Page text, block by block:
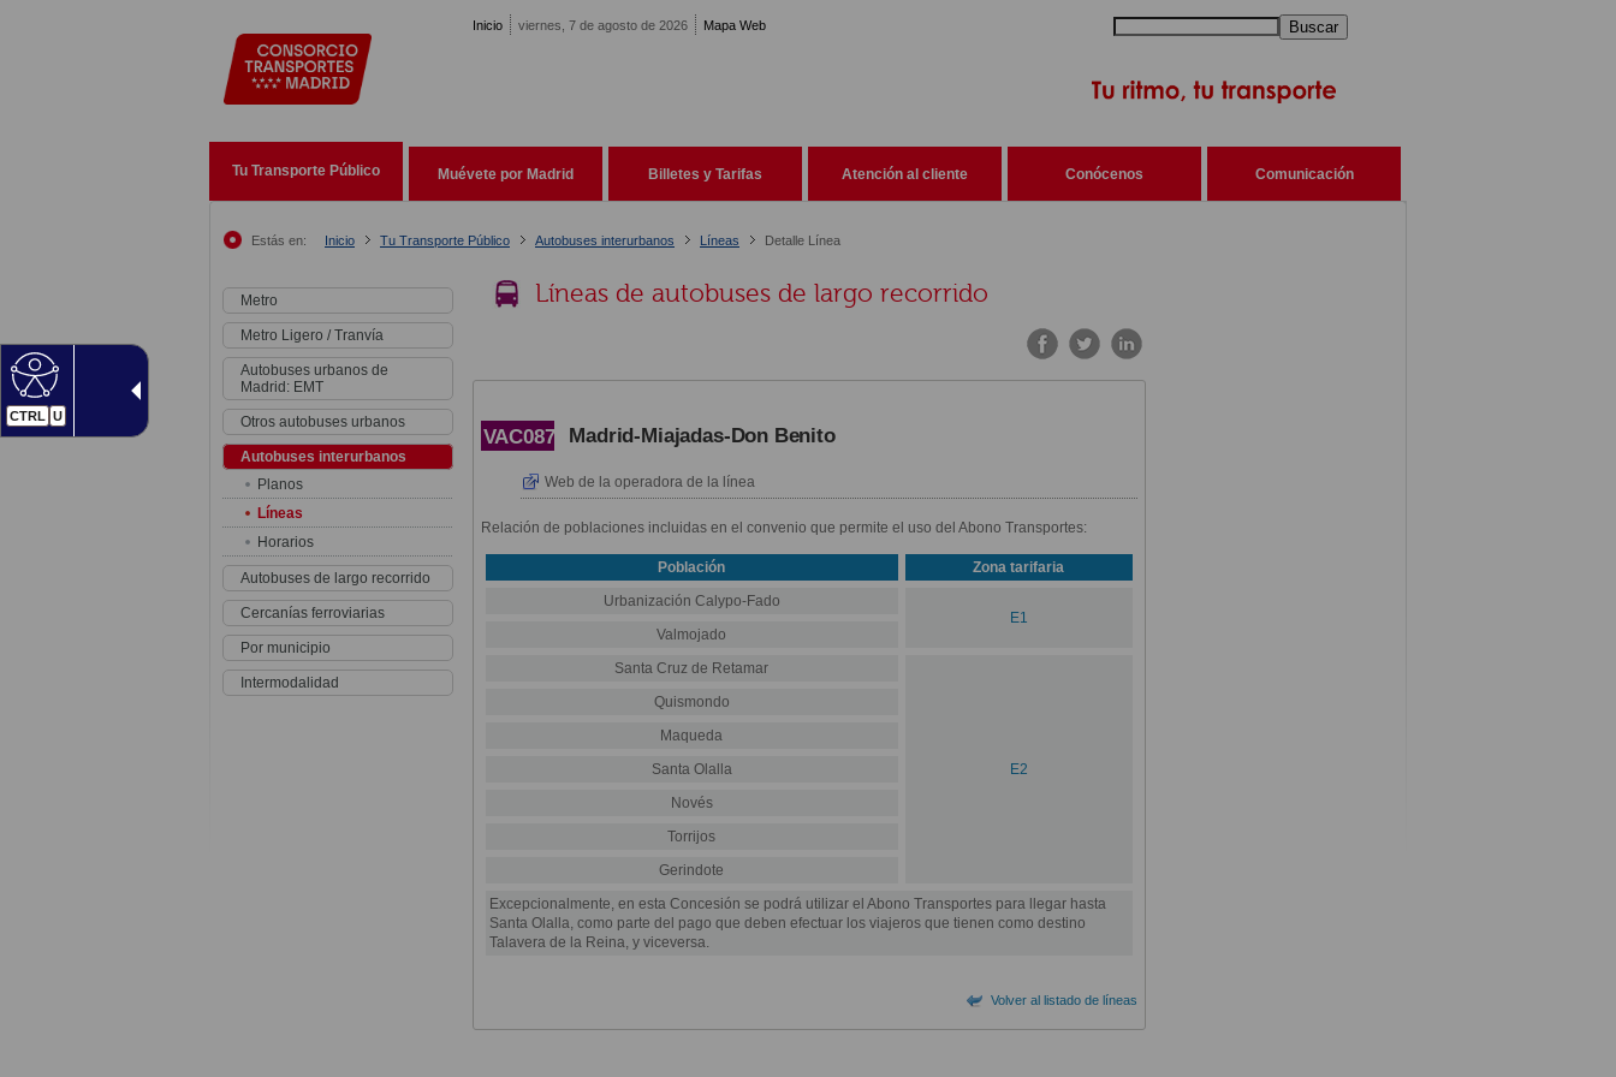
CTRL U
Inicio viernes, 7 de agosto de 2026 Mapa Web Buscar
Tu Transporte Público Muévete por Madrid Billetes y Tarifas Atención al cliente Conócenos Comunicación
Estás en: Inicio Tu Transporte Público Autobuses interurbanos Líneas Detalle Línea
Metro
Metro Ligero / Tranvía
Autobuses urbanos de
Madrid: EMT
Otros autobuses urbanos
Autobuses interurbanos
Planos
Líneas
Horarios
Autobuses de largo recorrido
Cercanías ferroviarias
Por municipio
Intermodalidad
Líneas de autobuses de largo recorrido
VAC087 Madrid-Miajadas-Don Benito
Web de la operadora de la línea
Relación de poblaciones incluidas en el convenio que permite el uso del Abono Transportes:
Población
Zona tarifaria
Urbanización Calypo-Fado
E1
Valmojado
Santa Cruz de Retamar
E2
Quismondo
Maqueda
Santa Olalla
Novés
Torrijos
Gerindote
Excepcionalmente, en esta Concesión se podrá utilizar el Abono Transportes para llegar hasta
Santa Olalla, como parte del pago que deben efectuar los viajeros que tienen como destino
Talavera de la Reina, y viceversa.
Volver al listado de líneas